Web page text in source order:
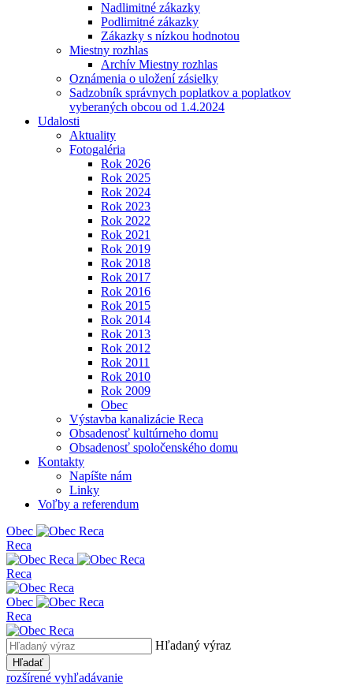
Nadlimitné zákazky
Podlimitné zákazky
Zákazky s nízkou hodnotou
Miestny rozhlas
Archív Miestny rozhlas
Oznámenia o uložení zásielky
Sadzobník správnych poplatkov a poplatkov
vyberaných obcou od 1.4.2024
Udalosti
Aktuality
Fotogaléria
Rok 2026
Rok 2025
Rok 2024
Rok 2023
Rok 2022
Rok 2021
Rok 2019
Rok 2018
Rok 2017
Rok 2016
Rok 2015
Rok 2014
Rok 2013
Rok 2012
Rok 2011
Rok 2010
Rok 2009
Obec
Výstavba kanalizácie Reca
Obsadenosť kultúrneho domu
Obsadenosť spoločenského domu
Kontakty
Napíšte nám
Linky
Voľby a referendum
Obec
Reca
Reca
Obec
Reca
Hľadaný výraz
Hľadať
rozšírené vyhľadávanie